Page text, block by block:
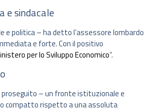
e sindacale
e politica – ha detto l’assessore lombardo
e forte. Con il positivo
per lo Sviluppo Economico“.
proseguito – un fronte istituzionale e
compatto rispetto a una assoluta